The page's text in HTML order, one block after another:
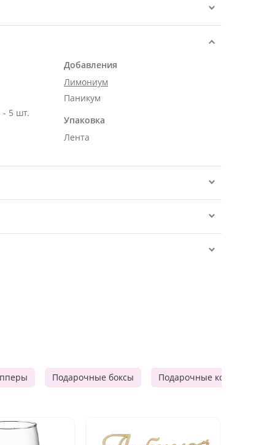
- 5 шт.
Добавления
Лимониум
Паникум
Упаковка
Лента
Подарочные боксы Подарочные корзины